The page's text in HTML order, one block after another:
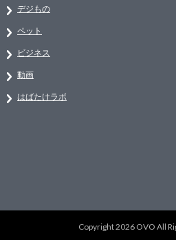
デジもの
ペット
ビジネス
動画
はばたけラボ
Copyright 2026 OVO All